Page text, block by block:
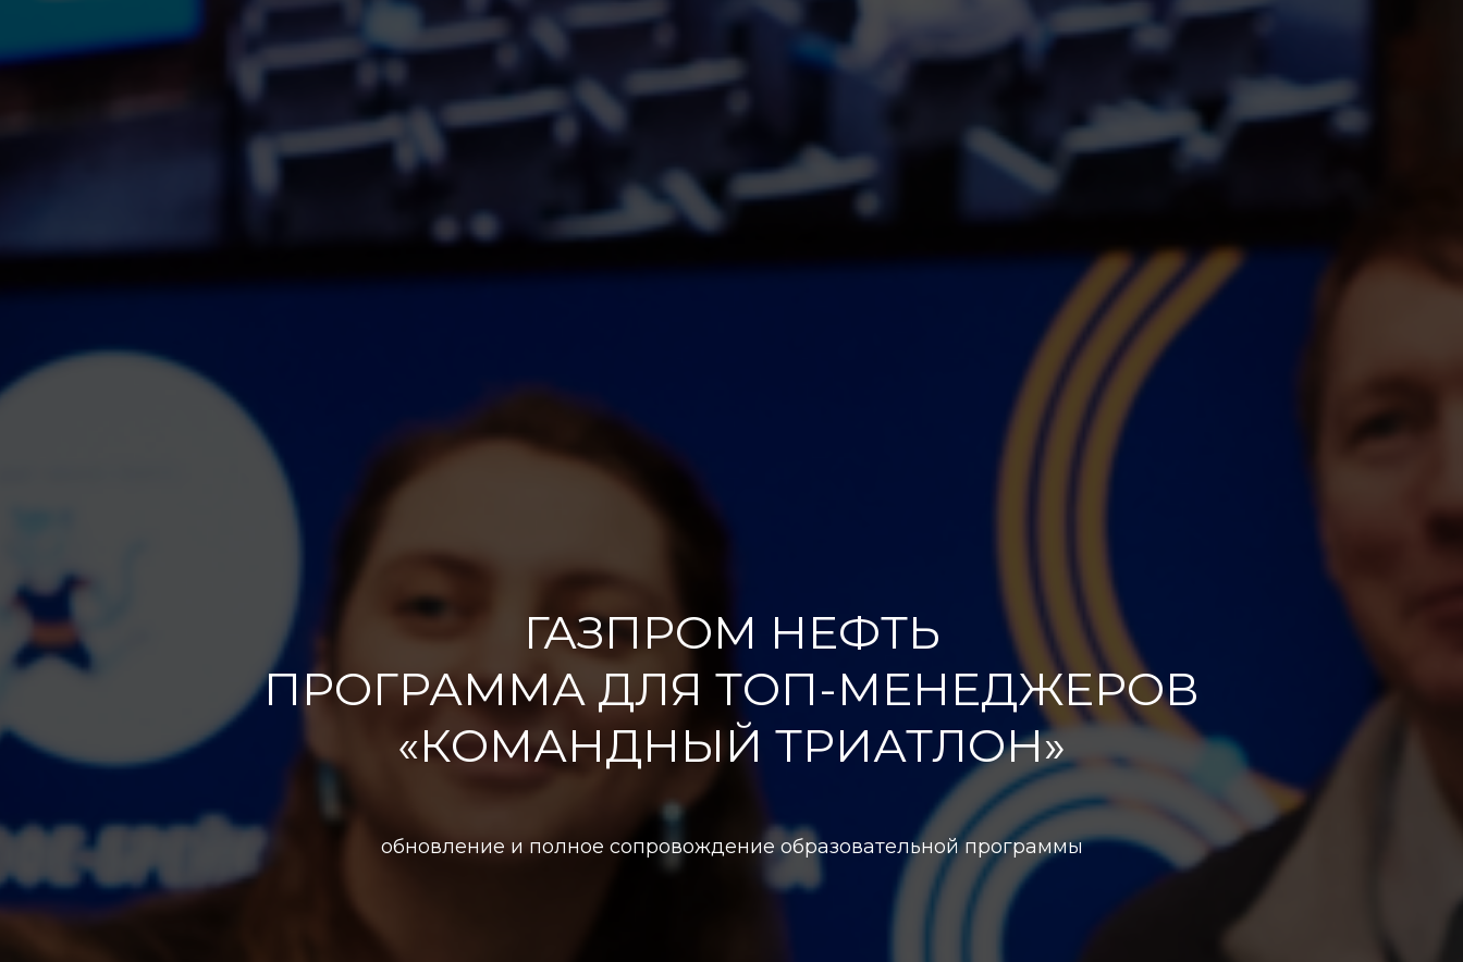
ГАЗПРОМ НЕФТЬ
ПРОГРАММА ДЛЯ ТОП-МЕНЕДЖЕРОВ
«КОМАНДНЫЙ ТРИАТЛОН»
обновление и полное сопровождение образовательной программы